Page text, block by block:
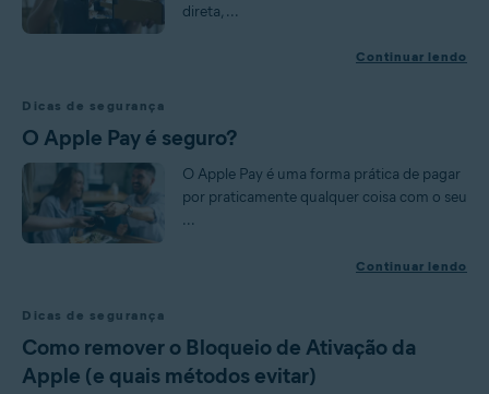
direta, ...
Continuar lendo
Dicas de segurança
O Apple Pay é seguro?
O Apple Pay é uma forma prática de pagar
por praticamente qualquer coisa com o seu
...
Continuar lendo
Dicas de segurança
Como remover o Bloqueio de Ativação da
Apple (e quais métodos evitar)